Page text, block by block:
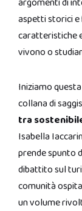
aspetti storici
caratteristiche
vivono o
Iniziamo
collana di
tra
Isabella
prende spunto
dibattito sul
comunità
un volume